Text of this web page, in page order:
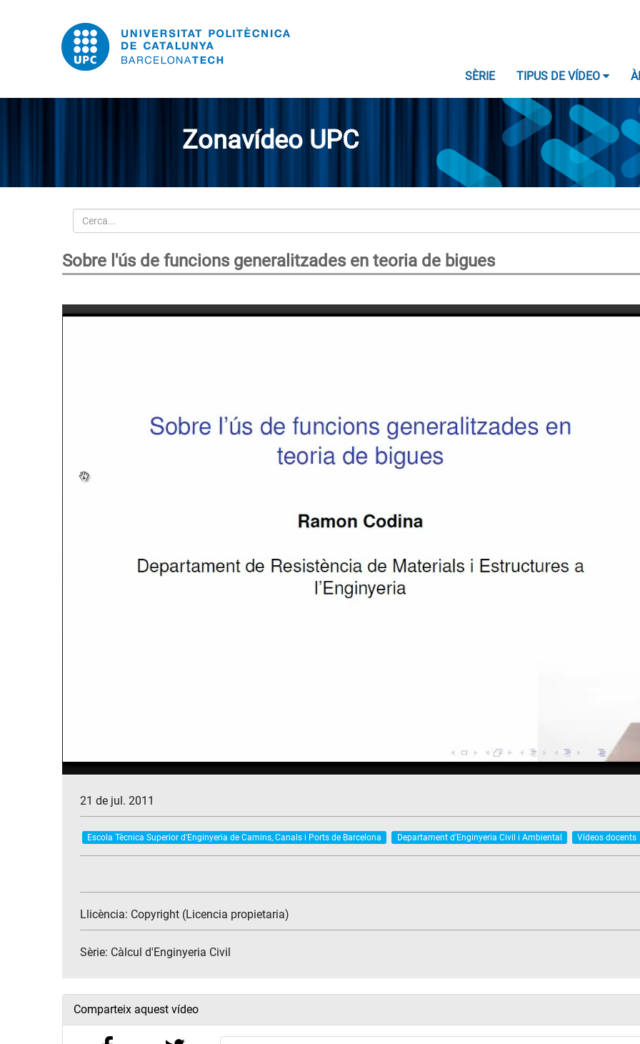
SÈRIE TIPUS DE VÍDEO
Zonavídeo UPC
Cerca
Sobre l'ús de funcions generalitzades en teoria de bigues
21 de jul. 2011
Escola Tècnica Superior d'Enginyeria de Camins, Canals i Ports de Barcelona Departament d'Enginyeria Civil i Ambiental Vídeos docents
Llicència: Copyright (Licencia propietaria)
Sèrie: Càlcul d'Enginyeria Civil
Comparteix aquest vídeo